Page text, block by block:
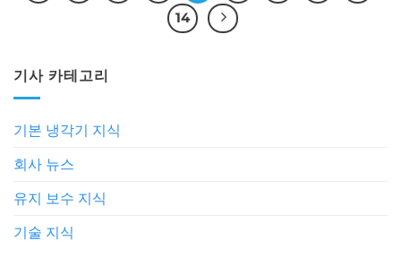
14
기사 카테고리
기본 냉각기 지식
회사 뉴스
유지 보수 지식
기술 지식